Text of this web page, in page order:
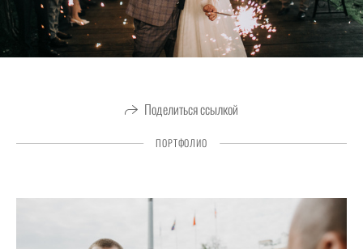
Поделиться ссылкой
ПОРТФОЛИО